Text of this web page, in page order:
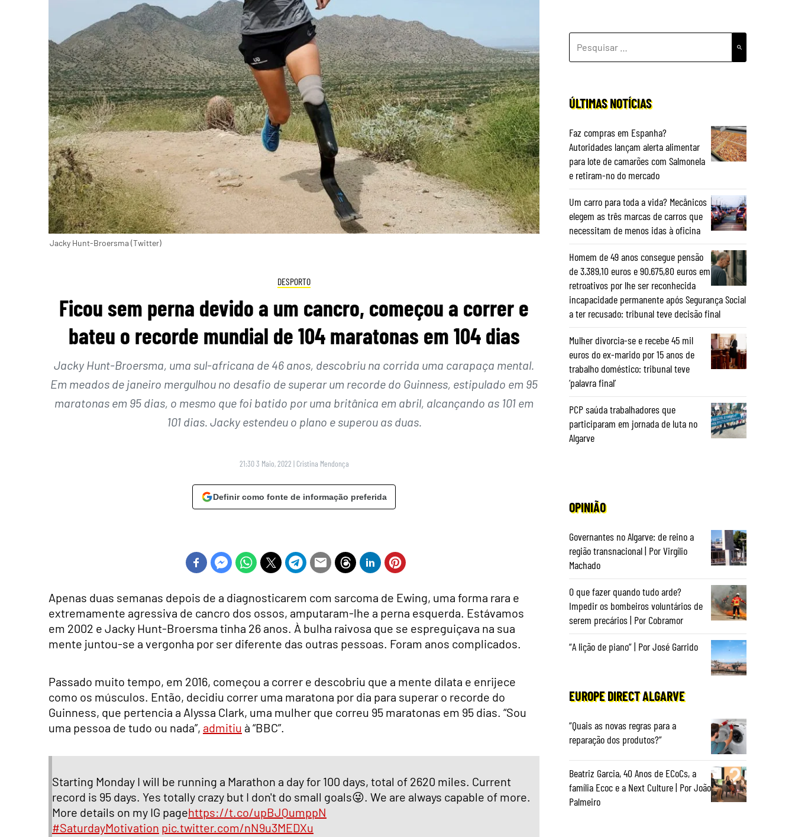
Jacky Hunt-Broersma (Twitter)
DESPORTO
Ficou sem perna devido a um cancro, começou a correr e
bateu o recorde mundial de 104 maratonas em 104 dias
Jacky Hunt-Broersma, uma sul-africana de 46 anos, descobriu na corrida uma carapaça mental.
Em meados de janeiro mergulhou no desafio de superar um recorde do Guinness, estipulado em 95
maratonas em 95 dias, o mesmo que foi batido por uma britânica em abril, alcançando as 101 em
101 dias. Jacky estendeu o plano e superou as duas.
21:30 3 Maio, 2022 | Cristina Mendonça
Definir como fonte de informação preferida
Apenas duas semanas depois de a diagnosticarem com sarcoma de Ewing, uma forma rara e
extremamente agressiva de cancro dos ossos, amputaram-lhe a perna esquerda. Estávamos
em 2002 e Jacky Hunt-Broersma tinha 26 anos. À bulha raivosa que se espreguiçava na sua
mente juntou-se a vergonha por ser diferente das outras pessoas. Foram anos complicados.
Passado muito tempo, em 2016, começou a correr e descobriu que a mente dilata e enrijece
como os músculos. Então, decidiu correr uma maratona por dia para superar o recorde do
Guinness, que pertencia a Alyssa Clark, uma mulher que correu 95 maratonas em 95 dias. “Sou
uma pessoa de tudo ou nada”, admitiu à “BBC”.
Starting Monday I will be running a Marathon a day for 100 days, total of 2620 miles. Current
record is 95 days. Yes totally crazy but I don't do small goals😜. We are always capable of more.
More details on my IG pagehttps://t.co/upBJQumppN
#SaturdayMotivation pic.twitter.com/nN9u3MEDXu
POR:
ÚLTIMAS NOTÍCIAS
Faz compras em Espanha?
Autoridades lançam alerta alimentar
para lote de camarões com Salmonela
e retiram-no do mercado
Um carro para toda a vida? Mecânicos
elegem as três marcas de carros que
necessitam de menos idas à oficina
Homem de 49 anos consegue pensão
de 3.389,10 euros e 90.675,80 euros em
retroativos por lhe ser reconhecida
incapacidade permanente após Segurança Social
a ter recusado: tribunal teve decisão final
Mulher divorcia-se e recebe 45 mil
euros do ex-marido por 15 anos de
trabalho doméstico: tribunal teve
‘palavra final’
PCP saúda trabalhadores que
participaram em jornada de luta no
Algarve
OPINIÃO
Governantes no Algarve: de reino a
região transnacional | Por Virgílio
Machado
O que fazer quando tudo arde?
Impedir os bombeiros voluntários de
serem precários | Por Cobramor
“A lição de piano” | Por José Garrido
EUROPE DIRECT ALGARVE
“Quais as novas regras para a
reparação dos produtos?”
Beatriz Garcia, 40 Anos de ECoCs, a
família Ecoc e a Next Culture | Por João
Palmeiro